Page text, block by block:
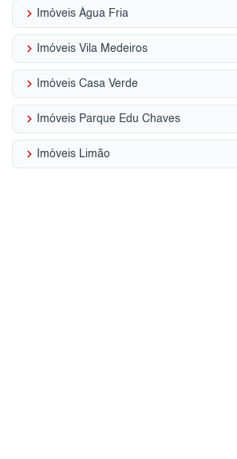
keyboard_arrow_right Imóveis Água Fria
keyboard_arrow_right Imóveis Vila Medeiros
keyboard_arrow_right Imóveis Casa Verde
keyboard_arrow_right Imóveis Parque Edu Chaves
keyboard_arrow_right Imóveis Limão